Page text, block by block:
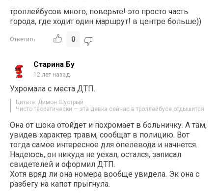
троллейбусов много, поверьте! это просто часть
города, где ходит один маршрут! в центре больше))
Ответить 0
Старина Бу
12 лет назад
Ухромала с места ДТП.
Цитата: Димон Шустрый
Чисто теоретически — эта девка сейчас в троллейбусе отдышится
Она от шока отойдет и похромает в больничку. А там,
увидев характер травм, сообщат в полицию. Вот
тогда самое интересное для опелевода и начнется.
Надеюсь, он никуда не уехал, остался, записал
свидетелей и оформил ДТП.
Хотя вряд ли она номера вообще увидела. Эк она с
разбегу на капот прыгнула.